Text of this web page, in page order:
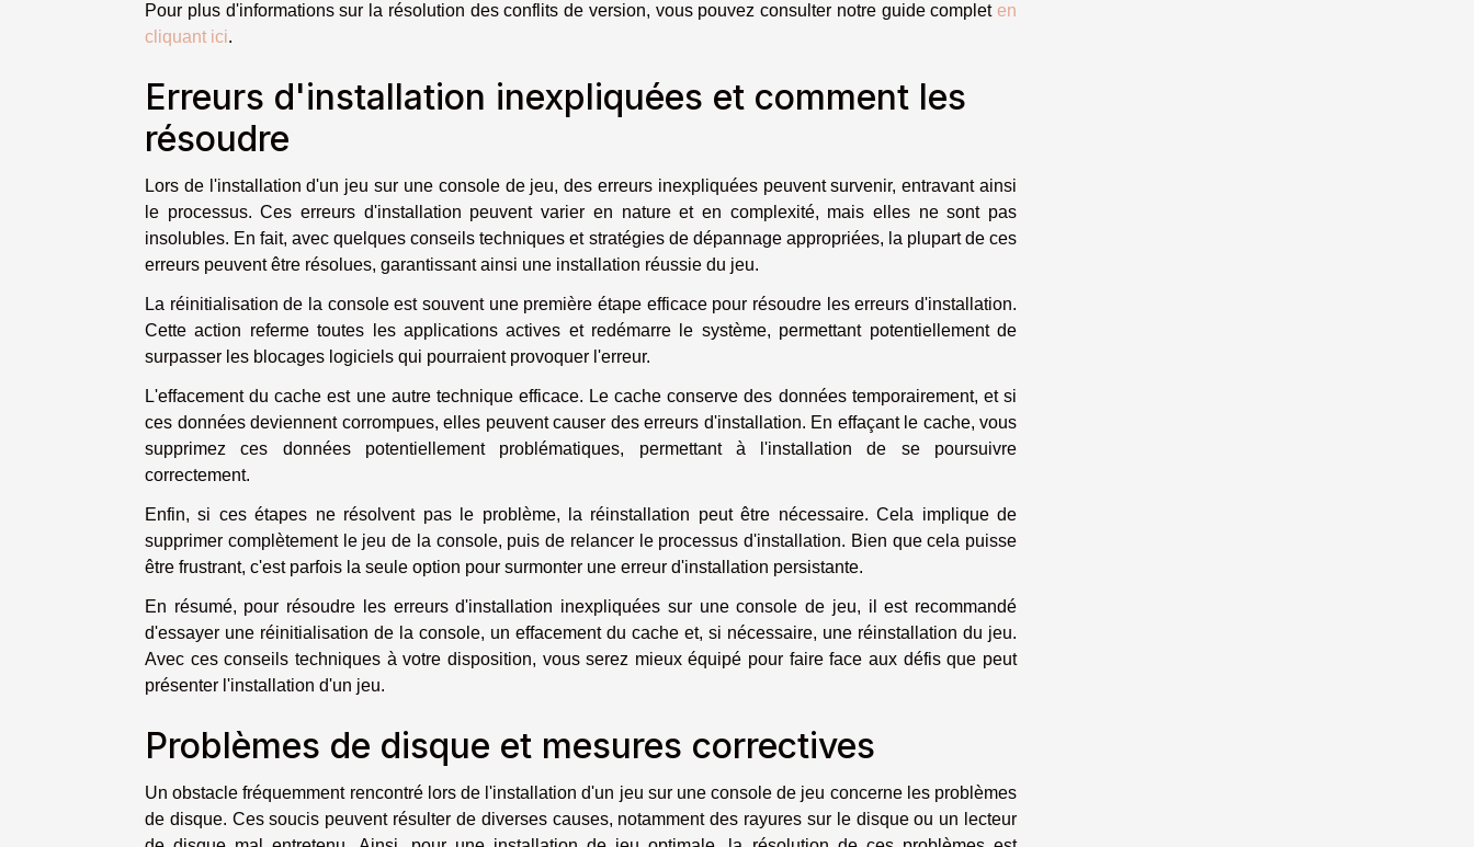
Pour plus d'informations sur la résolution des conflits de version, vous pouvez consulter notre guide complet en
cliquant ici.
Erreurs d'installation inexpliquées et comment les
résoudre
Lors de l'installation d'un jeu sur une console de jeu, des erreurs inexpliquées peuvent survenir, entravant ainsi
le processus. Ces erreurs d'installation peuvent varier en nature et en complexité, mais elles ne sont pas
insolubles. En fait, avec quelques conseils techniques et stratégies de dépannage appropriées, la plupart de ces
erreurs peuvent être résolues, garantissant ainsi une installation réussie du jeu.
La réinitialisation de la console est souvent une première étape efficace pour résoudre les erreurs d'installation.
Cette action referme toutes les applications actives et redémarre le système, permettant potentiellement de
surpasser les blocages logiciels qui pourraient provoquer l'erreur.
L'effacement du cache est une autre technique efficace. Le cache conserve des données temporairement, et si
ces données deviennent corrompues, elles peuvent causer des erreurs d'installation. En effaçant le cache, vous
supprimez ces données potentiellement problématiques, permettant à l'installation de se poursuivre
correctement.
Enfin, si ces étapes ne résolvent pas le problème, la réinstallation peut être nécessaire. Cela implique de
supprimer complètement le jeu de la console, puis de relancer le processus d'installation. Bien que cela puisse
être frustrant, c'est parfois la seule option pour surmonter une erreur d'installation persistante.
En résumé, pour résoudre les erreurs d'installation inexpliquées sur une console de jeu, il est recommandé
d'essayer une réinitialisation de la console, un effacement du cache et, si nécessaire, une réinstallation du jeu.
Avec ces conseils techniques à votre disposition, vous serez mieux équipé pour faire face aux défis que peut
présenter l'installation d'un jeu.
Problèmes de disque et mesures correctives
Un obstacle fréquemment rencontré lors de l'installation d'un jeu sur une console de jeu concerne les problèmes
de disque. Ces soucis peuvent résulter de diverses causes, notamment des rayures sur le disque ou un lecteur